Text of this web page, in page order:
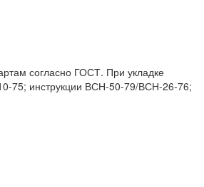
согласно ГОСТ. При укладке
75; инструкции ВСН-50-79/ВСН-26-76;